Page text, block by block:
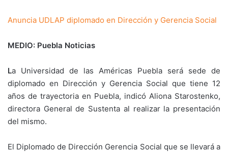
Anuncia UDLAP diplomado en Dirección y Gerencia Social
MEDIO: Puebla Noticias
La Universidad de las Américas Puebla será sede de
diplomado en Dirección y Gerencia Social que tiene 12
años de trayectoria en Puebla, indicó Aliona Starostenko,
directora General de Sustenta al realizar la presentación
del mismo.
El Diplomado de Dirección Gerencia Social que se llevará a